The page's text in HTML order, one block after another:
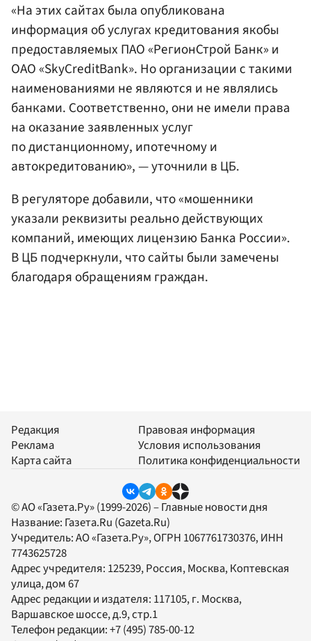
«На этих сайтах была опубликована
информация об услугах кредитования якобы
предоставляемых ПАО «РегионСтрой Банк» и
ОАО «SkyCreditBank». Но организации с такими
наименованиями не являются и не являлись
банками. Соответственно, они не имели права
на оказание заявленных услуг
по дистанционному, ипотечному и
автокредитованию», — уточнили в ЦБ.
В регуляторе добавили, что «мошенники
указали реквизиты реально действующих
компаний, имеющих лицензию Банка России».
В ЦБ подчеркнули, что сайты были замечены
благодаря обращениям граждан.
Редакция
Реклама
Карта сайта
Правовая информация
Условия использования
Политика конфиденциальности
© АО «Газета.Ру» (1999-2026) – Главные новости дня
Название: Газета.Ru (Gazeta.Ru)
Учредитель:АО «Газета.Ру», ОГРН 1067761730376, ИНН
7743625728
Адрес учредителя: 125239, Россия, Москва, Коптевская
улица, дом 67
Адрес редакции и издателя: 117105, г. Москва,
Варшавское шоссе, д.9, стр.1
Телефон редакции:+7 (495) 785-00-12